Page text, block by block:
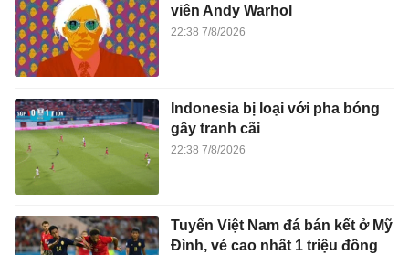
viên Andy Warhol
22:38 7/8/2026
Indonesia bị loại với pha bóng
gây tranh cãi
22:38 7/8/2026
Tuyển Việt Nam đá bán kết ở Mỹ
Đình, vé cao nhất 1 triệu đồng